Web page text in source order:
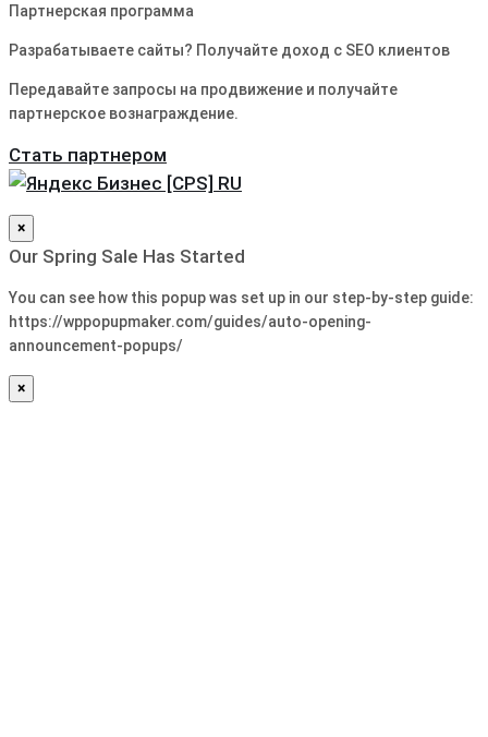
Партнерская программа
Разрабатываете сайты? Получайте доход с SEO клиентов
Передавайте запросы на продвижение и получайте
партнерское вознаграждение.
Стать партнером
×
Our Spring Sale Has Started
You can see how this popup was set up in our step-by-step guide:
https://wppopupmaker.com/guides/auto-opening-
announcement-popups/
×